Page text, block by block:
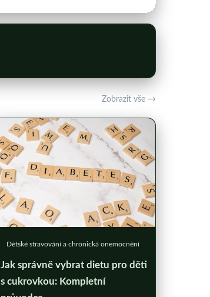
Zobrazit vše →
Dětské stravování a chronická onemocnění
Jak správně vybrat dietu pro děti
s cukrovkou: Kompletní